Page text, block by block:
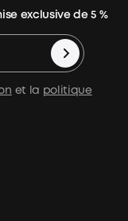
exclusive de 5 %
et la politique